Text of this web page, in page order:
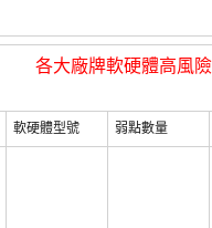
各大廠牌軟硬體高風
軟硬體型號 弱點數量